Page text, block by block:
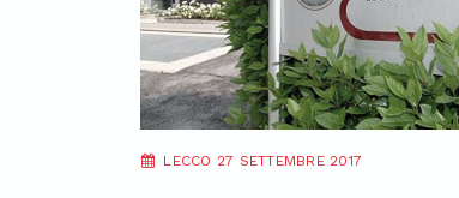
LECCO 27 SETTEMBRE 2017